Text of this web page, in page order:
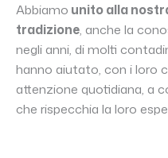
Abbiamo unito alla
tradizione, anche la
negli anni, di molti
hanno aiutato, con i loro
attenzione quotidiana, a
che rispecchia la loro